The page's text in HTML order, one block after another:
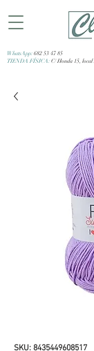
WhatsApp: 682 53 47 85
TIENDA FÍSICA: C/ Honda 15, local
SKU: 8435449608517